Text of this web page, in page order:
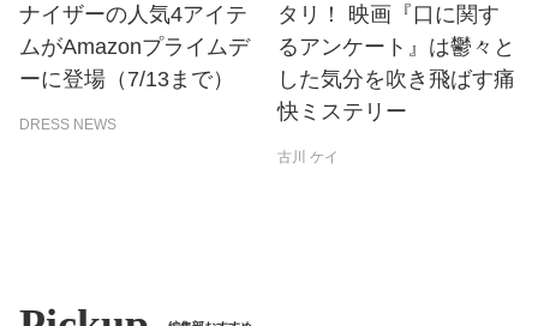
ナイザーの人気4アイテ
ムがAmazonプライムデ
ーに登場（7/13まで）
DRESS NEWS
タリ！ 映画『口に関す
るアンケート』は鬱々と
した気分を吹き飛ばす痛
快ミステリー
古川 ケイ